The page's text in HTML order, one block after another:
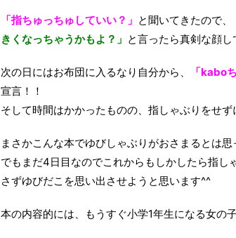
「指ちゅっちゅしていい？」 と聞いてきたので、
きくなっちゃうかもよ？」 と言ったら真剣な顔し
次の日にはお布団に入るなり自分から、 「kabo
宣言！！
そして時間はかかったものの、指しゃぶりをせ
まさかこんな本でゆびしゃぶりがおさまるとは
でもまだ4日目なのでこれからもしかしたら指
さずゆびだこを思い出させようと思います^^
本の内容的には、もうすぐ小学1年生になる女の